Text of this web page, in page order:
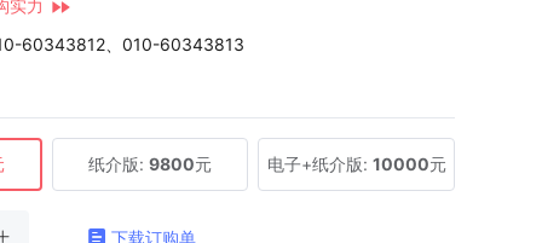
实力
60343812、010-60343813
纸介版: 9800元 电子+纸介版: 10000元
下载订购单